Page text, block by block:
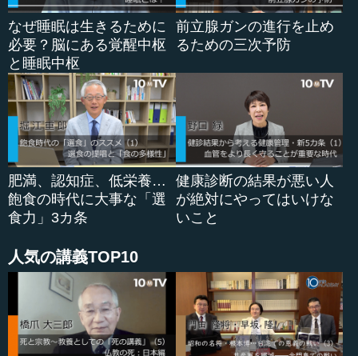
仲間や家族を大事にする、悪くい...
なぜ睡眠は生きるために
必要？脳にある覚醒中枢
と睡眠中枢
前立腺ガンの進行を止め
るための三次予防
肥満、認知症、低栄養…
飽食の時代に大事な「選
食力」3カ条
健康診断の結果が悪い人
が絶対にやってはいけな
いこと
人気の講義TOP10